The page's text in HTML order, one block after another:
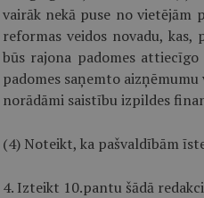
vairāk nekā puse no vietējām
reformas veidos novadu,
būs rajona padomes
padomes saņemto
norādāmi saistību izpildes
(4) Noteikt, ka pašvaldībām
4. Izteikt 10.pantu šādā